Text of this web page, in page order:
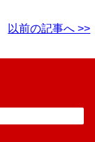
以前の記事へ >>